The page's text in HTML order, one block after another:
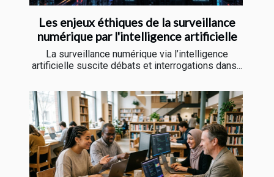
Les enjeux éthiques de la surveillance
numérique par l'intelligence artificielle
La surveillance numérique via l’intelligence
artificielle suscite débats et interrogations dans...